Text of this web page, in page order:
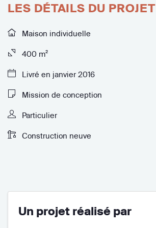
LES DÉTAILS DU PROJET
Maison individuelle
400 m²
Livré en janvier 2016
Mission de conception
Particulier
Construction neuve
Un projet réalisé par